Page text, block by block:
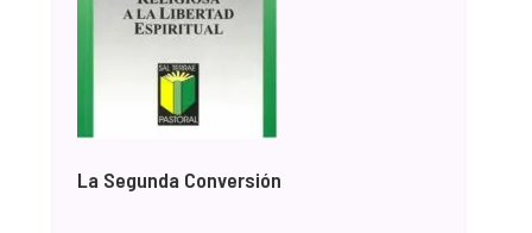
La Segunda Conversión